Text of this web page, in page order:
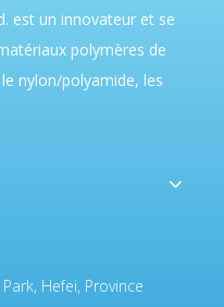
est un innovateur et se
polymères de
nylon/polyamide, les
Hefei, Province